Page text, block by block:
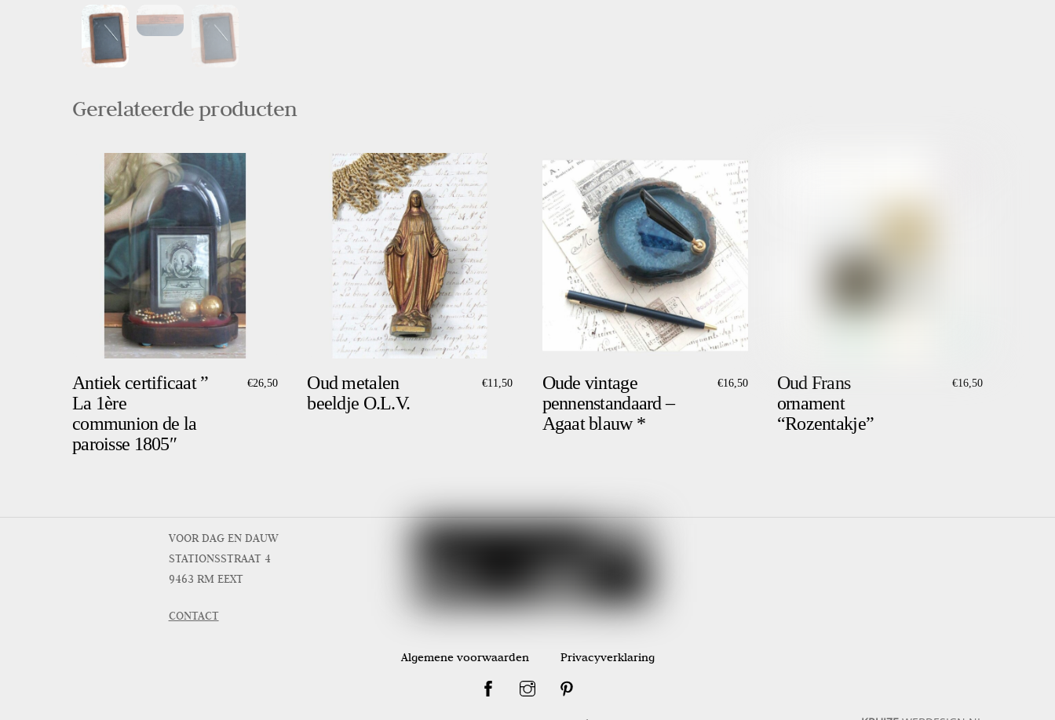
Gerelateerde producten
Antiek certificaat ”
La 1ère
communion de la
paroisse 1805″
€26,50
Oud metalen
beeldje O.L.V.
€11,50
Oude vintage
pennenstandaard –
Agaat blauw *
€16,50
Oud Frans
ornament
“Rozentakje”
€16,50
VOOR DAG EN DAUW
STATIONSSTRAAT 4
9463 RM EEXT
CONTACT
Algemene voorwaarden Privacyverklaring